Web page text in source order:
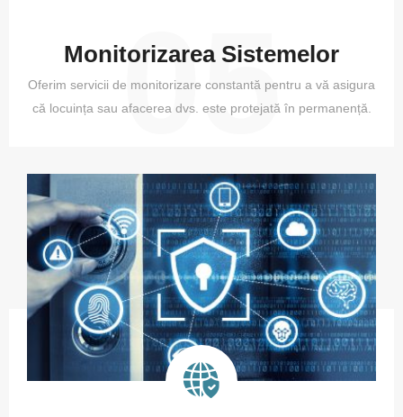
05
Monitorizarea Sistemelor
Oferim servicii de monitorizare constantă pentru a vă asigura
că locuința sau afacerea dvs. este protejată în permanență.